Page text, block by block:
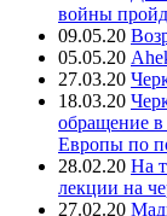
войны
09.05.20
05.05.20
27.03.20
18.03.20
обращение
Европы по
28.02.20 На
лекции на
27.02.20